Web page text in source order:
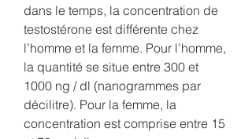
dans le temps, la concentration de
testostérone est différente chez
l’homme et la femme. Pour l’homme,
la quantité se situe entre 300 et
1000 ng / dl (nanogrammes par
décilitre). Pour la femme, la
concentration est comprise entre 15